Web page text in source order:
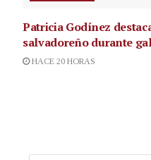
Patricia Godínez
salvadoreño durante
HACE 20 HORAS